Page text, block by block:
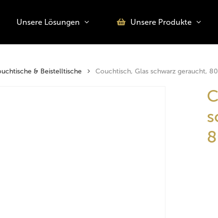
Unsere Lösungen Unsere Produkte
& Beistelltische Couchtisch, Glas schwarz geraucht,